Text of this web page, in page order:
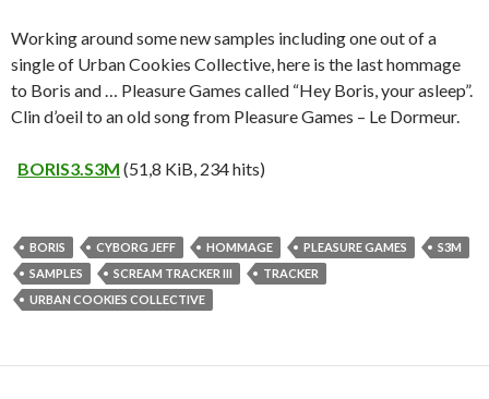
Working around some new samples including one out of a
single of Urban Cookies Collective, here is the last hommage
to Boris and … Pleasure Games called “Hey Boris, your asleep”.
Clin d’oeil to an old song from Pleasure Games – Le Dormeur.
BORIS3.S3M (51,8 KiB, 234 hits)
BORIS CYBORG JEFF HOMMAGE PLEASURE GAMES
S3M
SAMPLES
SCREAM TRACKER III
TRACKER
URBAN COOKIES COLLECTIVE